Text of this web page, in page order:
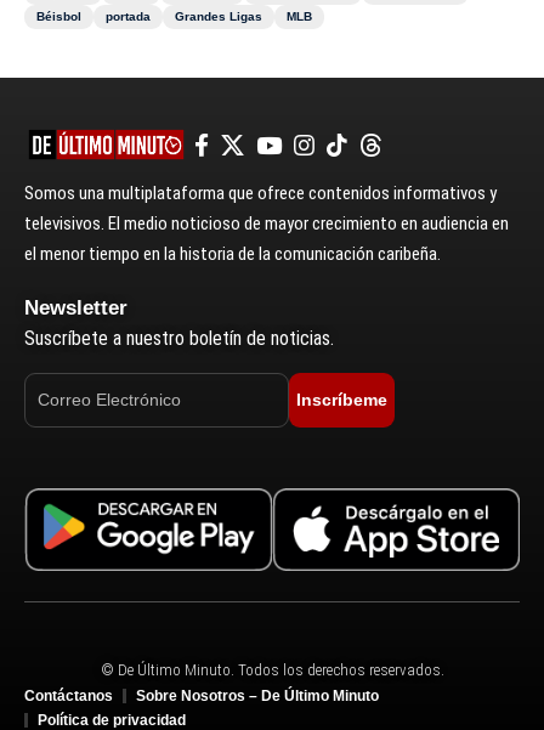
Béisbol
portada Grandes Ligas MLB
Somos una multiplataforma que ofrece contenidos informativos y
televisivos. El medio noticioso de mayor crecimiento en audiencia en
el menor tiempo en la historia de la comunicación caribeña.
Newsletter
Suscríbete a nuestro boletín de noticias.
Inscríbeme
© De Último Minuto. Todos los derechos reservados.
Contáctanos
Sobre Nosotros – De Último Minuto
Política de privacidad